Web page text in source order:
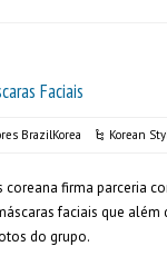
Faciais
BrazilKorea Korean
coreana firma parceria
faciais que além
do grupo.